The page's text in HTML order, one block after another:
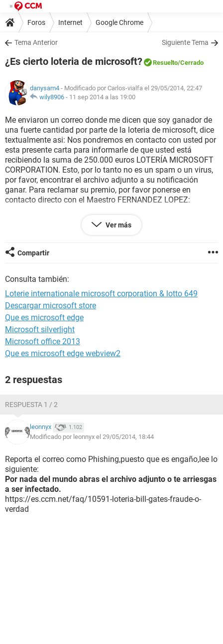
Foros Internet Google Chrome
Tema Anterior Siguiente Tema
¿Es cierto loteria de microsoft? Resuelto/Cerrado
danysam4 - Modificado por Carlos-vialfa el 29/05/2014, 22:47
wily8906 - 11 sep 2014 a las 19:00
Me enviaron un correo donde me dicen que soy ganador de
una fuerte cantidad por parte de la loteria de microsoft, dice
textualmente asi: Nos pondremos en contacto con usted por
esta presente carta para informarle de que usted está
recibiendo la suma de 250.000 euros LOTERÍA MICROSOFT
CORPORATION. Esto, por lo tanto no es un spam o un virus,
por favor, encontrar el archivo adjunto a su notificación
ganar. Para reclamar su premio, por favor ponerse en
contacto directo con el Maestro FERNANDEZ LOPEZ:
Email: cabinet.juridique.fernandez.lopez@outlook.fr
Tel: (00225)02 10 29 72
Responsable de la Campagne
que tancierto es y su confiabilidad.
mil gracias y bendiciones
Ver más
Compartir
Consulta también:
Loterie internationale microsoft corporation & lotto 649
Descargar microsoft store
Que es microsoft edge
Microsoft silverlight
Microsoft office 2013
Que es microsoft edge webview2
2 respuestas
RESPUESTA 1 / 2
leonnyx 1.102
Modificado por leonnyx el 29/05/2014, 18:44
Reporta el correo como Phishing,puesto que es engaño,lee lo
siguiente:
Por nada del mundo abras el archivo adjunto o te arriesgas
a ser infectado.
https://es.ccm.net/faq/10591-loteria-bill-gates-fraude-o-
verdad